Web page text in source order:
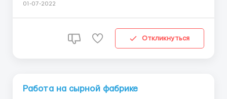
стикеровка готовой продукции.Условия работы: *
В связи с увеличением спроса, фабрика
устанавливает дополнител...
01-07-2022
Откликнуться
Работа на сырной фабрике